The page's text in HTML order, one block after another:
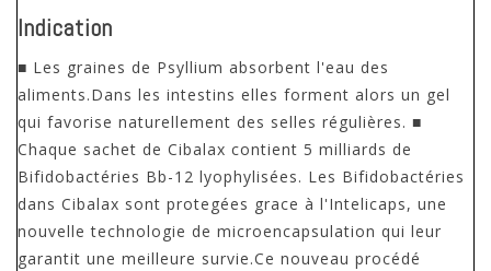
Indication
■ Les graines de Psyllium absorbent l'eau des
aliments.Dans les intestins elles forment alors un gel
qui favorise naturellement des selles régulières. ■
Chaque sachet de Cibalax contient 5 milliards de
Bifidobactéries Bb-12 lyophylisées. Les Bifidobactéries
dans Cibalax sont protegées grace à l'Intelicaps, une
nouvelle technologie de microencapsulation qui leur
garantit une meilleure survie.Ce nouveau procédé